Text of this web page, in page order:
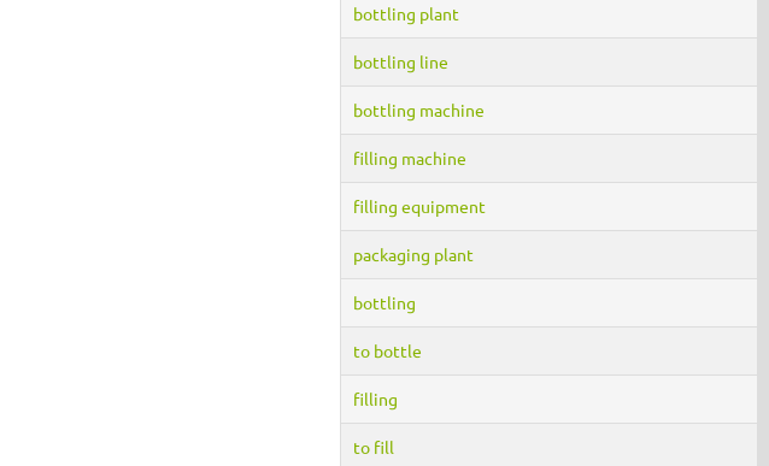
bottling plant
bottling line
bottling machine
filling machine
filling equipment
packaging plant
bottling
to bottle
filling
to fill